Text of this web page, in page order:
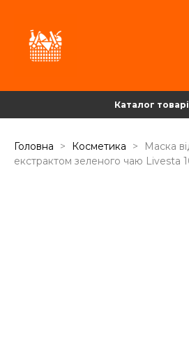
Каталог
Головна Косметика
Маска
екстрактом зеленого чаю Livesta